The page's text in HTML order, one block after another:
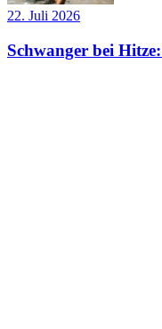
22. Juli 2026
Schwanger bei